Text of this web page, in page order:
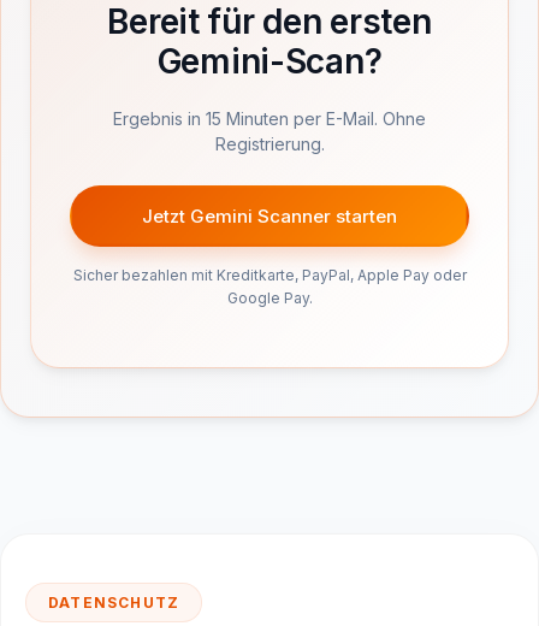
Bereit für den ersten
Gemini-Scan?
Ergebnis in 15 Minuten per E-Mail. Ohne
Registrierung.
Jetzt Gemini Scanner starten
Sicher bezahlen mit Kreditkarte, PayPal, Apple Pay oder
Google Pay.
DATENSCHUTZ